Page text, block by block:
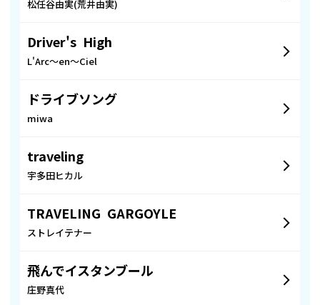
松任谷由実(荒井由実)
Driver's High
L'Arc～en～Ciel
ドライブソング
miwa
traveling
宇多田ヒカル
TRAVELING GARGOYLE
ストレイテナー
飛んでイスタンブール
庄野真代